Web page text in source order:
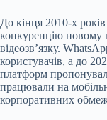
До кінця 2010-х
конкуренцію новому
відеозв’язку.
користувачів, а до
платформ
працювали на
корпоративних